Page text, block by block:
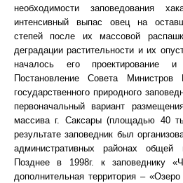
необходимости заповедования
интенсивный выпас овец на
степей после их массовой
деградации растительности и их
началось его
Постановление Совета
государственного природного
первоначальный вариант
массива г. Саксары (площадью 40
результате заповедник был
административных районах
Позднее в 1998г. к заповеднику
дополнительная территория –